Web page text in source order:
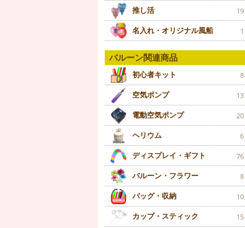
推し活 19
名入れ・オリジナル風船 1
バルーン関連商品
初心者キット 8
空気ポンプ 13
電動空気ポンプ 20
ヘリウム 6
ディスプレイ・ギフト 76
バルーン・フラワー 8
バッグ・収納 10
カップ・スティック 15